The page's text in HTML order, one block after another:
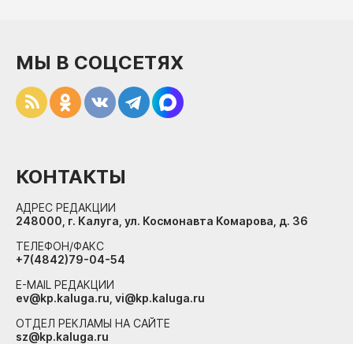
МЫ В СОЦСЕТЯХ
КОНТАКТЫ
АДРЕС РЕДАКЦИИ
248000, г. Калуга, ул. Космонавта Комарова, д. 36
ТЕЛЕФОН/ФАКС
+7(4842)79-04-54
E-MAIL РЕДАКЦИИ
ev@kp.kaluga.ru, vi@kp.kaluga.ru
ОТДЕЛ РЕКЛАМЫ НА САЙТЕ
sz@kp.kaluga.ru